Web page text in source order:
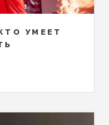
УМЕЕТ